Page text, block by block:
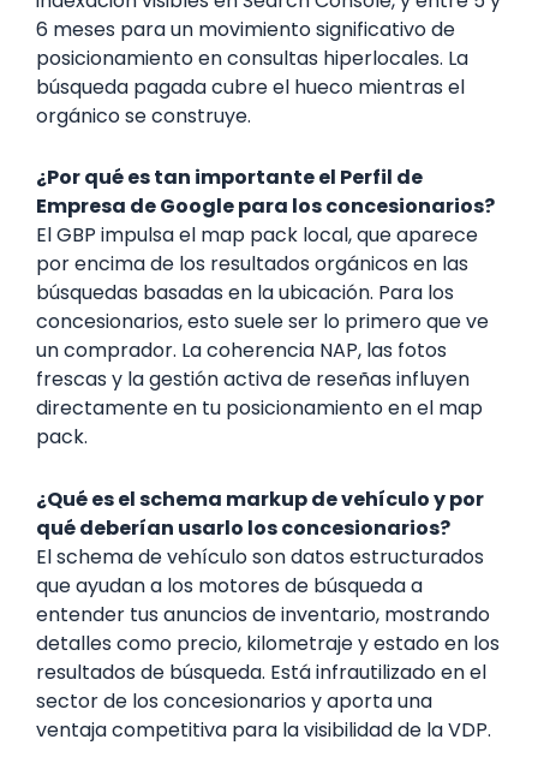
6 meses para un movimiento significativo de
posicionamiento en consultas hiperlocales. La
búsqueda pagada cubre el hueco mientras el
orgánico se construye.
¿Por qué es tan importante el Perfil de
Empresa de Google para los concesionarios?
El GBP impulsa el map pack local, que aparece
por encima de los resultados orgánicos en las
búsquedas basadas en la ubicación. Para los
concesionarios, esto suele ser lo primero que ve
un comprador. La coherencia NAP, las fotos
frescas y la gestión activa de reseñas influyen
directamente en tu posicionamiento en el map
pack.
¿Qué es el schema markup de vehículo y por
qué deberían usarlo los concesionarios?
El schema de vehículo son datos estructurados
que ayudan a los motores de búsqueda a
entender tus anuncios de inventario, mostrando
detalles como precio, kilometraje y estado en los
resultados de búsqueda. Está infrautilizado en el
sector de los concesionarios y aporta una
ventaja competitiva para la visibilidad de la VDP.